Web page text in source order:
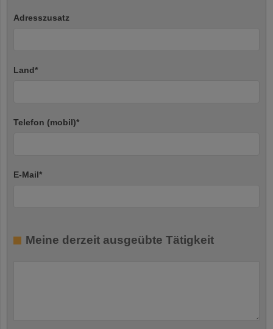
Adresszusatz
Land*
Telefon (mobil)*
E-Mail*
Meine derzeit ausgeübte Tätigkeit